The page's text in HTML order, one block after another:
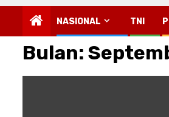
NASIONAL TNI
Bulan: